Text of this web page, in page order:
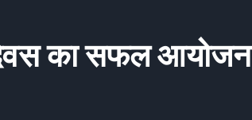
दिवस का सफल आयोजन